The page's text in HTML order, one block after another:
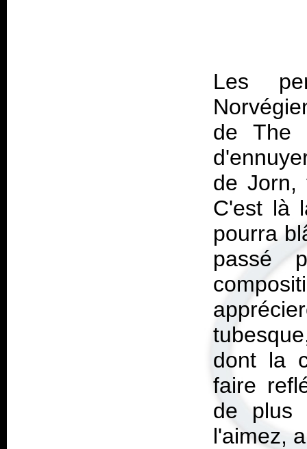
Les
de The
de Jorn,
C'est là
pourra
passé
dont la
faire
de plus
l'aimez,